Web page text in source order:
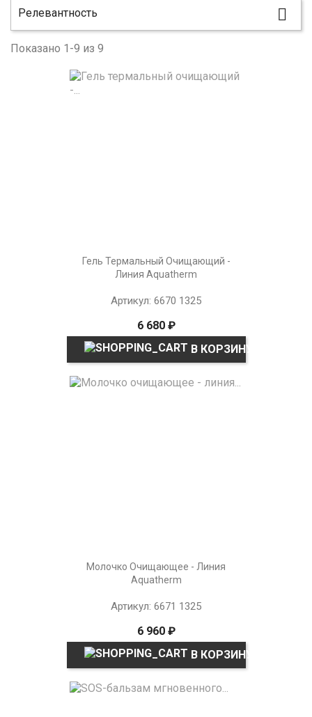
Релевантность 
Показано 1-9 из 9
Гель Термальный Очищающий -
Линия Aquatherm
Артикул: 6670 1325
6 680 ₽
В КОРЗИНУ
Молочко Очищающее - Линия
Aquatherm
Артикул: 6671 1325
6 960 ₽
В КОРЗИНУ